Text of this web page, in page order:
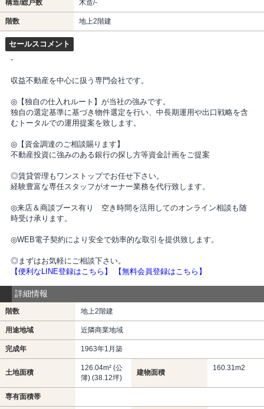
構造/総戸数 木造/-
階数 地上2階建
セールスコメント
-
収益不動産を中心に扱う専門会社です。
◎【独自の仕入れルート】が当社の強みです。
独自の選定基準に基づき物件選定を行い、中長期運用や出口戦略を含
むトータルでの運用提案を致します。
◎【資金調達のご相談賜ります】
不動産投資に強みのある銀行の探し方等資金計画をご提案
◎賃貸管理もワンストップでお任せ下さい。
経験豊富な専任スタッフがオーナー業務を代行致します。
◎来店＆商談ブース有り 空き時間を活用してのオンライン相談も随
時受け承ります。
◎WEB電子契約により安全で効率的な取引を提供致します。
◎まずはお気軽にご相談下さい。
【便利なLINE登録はこちら】
【無料会員登録はこちら】
詳細情報
階数 地上2階建
用途地域 近隣商業地域
完成年 1963年1月築
土地面積
126.04m² (公
簿) (38.12坪)
建物面積
160.31m2
専有面積帯